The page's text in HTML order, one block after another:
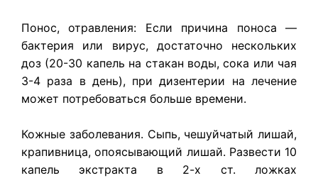
Понос, отравления: Если причина поноса —
бактерия или вирус, достаточно нескольких
доз (20-30 капель на стакан воды, сока или чая
3-4 раза в день), при дизентерии на лечение
может потребоваться больше времени.
Кожные заболевания. Сыпь, чешуйчатый лишай,
крапивница, опоясывающий лишай. Развести 10
капель экстракта в 2-х ст. ложках